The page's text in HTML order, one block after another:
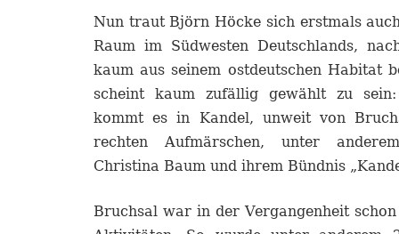
Nun traut Björn Höcke sich erstmals
Raum im Südwesten Deutschlands,
kaum aus seinem ostdeutschen Habitat
scheint kaum zufällig gewählt zu sein:
kommt es in Kandel, unweit von
rechten Aufmärschen, unter
Christina Baum und ihrem Bündnis
Bruchsal war in der Vergangenheit